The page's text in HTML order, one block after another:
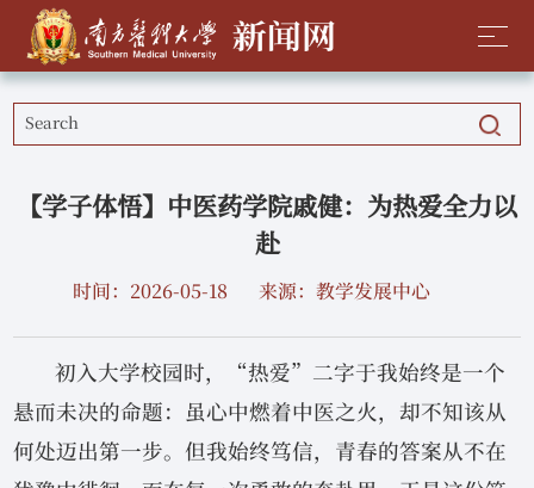
【学子体悟】中医药学院戚健：为热爱全力以
赴
时间：2026-05-18 来源：教学发展中心
初入大学校园时，“热爱”二字于我始终是一个
悬而未决的命题：虽心中燃着中医之火，却不知该从
何处迈出第一步。但我始终笃信，青春的答案从不在